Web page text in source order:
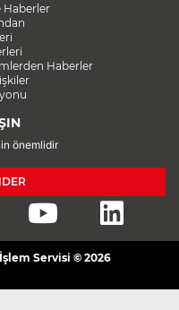
Haberler
Haberler
önemlidir
Servisi © 2026